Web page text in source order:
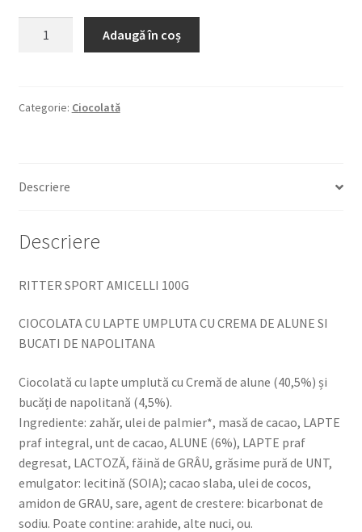
100G
UMPLUTA
DE
SI
DE
NAPOLITANA
Adaugă în coș
Categorie: Ciocolată
Descriere
Descriere
RITTER SPORT AMICELLI 100G
CIOCOLATA CU LAPTE UMPLUTA CU CREMA DE ALUNE SI
BUCATI DE NAPOLITANA
Ciocolată cu lapte umplută cu Cremă de alune (40,5%) și
bucăți de napolitană (4,5%).
Ingrediente: zahăr, ulei de palmier*, masă de cacao, LAPTE
praf integral, unt de cacao, ALUNE (6%), LAPTE praf
degresat, LACTOZĂ, făină de GRÂU, grăsime pură de UNT,
emulgator: lecitină (SOIA); cacao slaba, ulei de cocos,
amidon de GRAU, sare, agent de crestere: bicarbonat de
sodiu. Poate contine: arahide, alte nuci, ou.